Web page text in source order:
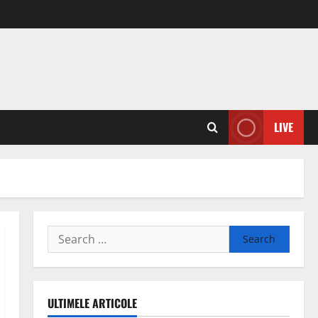
LIVE
Search
for:
ULTIMELE ARTICOLE